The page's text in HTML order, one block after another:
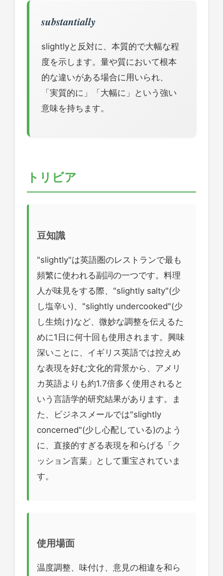
substantially
slightlyと反対に、本質的で大幅な程
度を示します。量や質において根本
的な違いがある場合に用いられ、
「実質的に」「大幅に」という強い
意味を持ちます。
トリビア
豆知識
"slightly"は英語圏のレストランで最も
頻繁に使われる副詞の一つです。料理
人が味見をする際、"slightly salty"(少
し塩辛い)、"slightly undercooked"(少
し生焼け)など、微妙な調整を伝えるた
めに1日に何十回も使用されます。興味
深いことに、イギリス英語では控えめ
な表現を好む文化的背景から、アメリ
カ英語よりも約1.7倍多く使用されると
いう言語学的研究結果があります。ま
た、ビジネスメールでは"slightly
concerned"(少し心配している)のよう
に、直接的すぎる表現を和らげる「ク
ッション言葉」として重宝されていま
す。
使用場面
温度調整、味付け、意見の相違を和ら